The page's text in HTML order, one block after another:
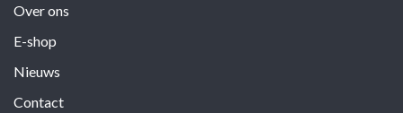
Over ons
E-shop
Nieuws
Contact